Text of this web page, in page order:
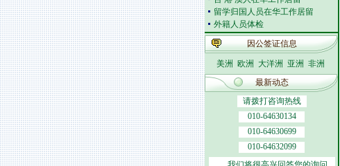
留学归国人员在华工作居留
外籍人员体检
外国人在华开车
签证邀请函电
外商投资企业
外国(地区)企业常驻代表机构
北京市居民出境证件
因公签证信息
美洲 欧洲 大洋洲 亚洲 非洲
最新动态
请拨打咨询热线
010-64630134
010-64630699
010-64632099